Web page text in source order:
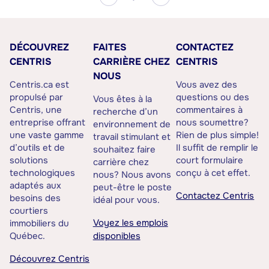
DÉCOUVREZ
CENTRIS
Centris.ca est
propulsé par
Centris, une
entreprise offrant
une vaste gamme
d’outils et de
solutions
technologiques
adaptés aux
besoins des
courtiers
immobiliers du
Québec.
Découvrez Centris
FAITES
CARRIÈRE CHEZ
NOUS
Vous êtes à la
recherche d’un
environnement de
travail stimulant et
souhaitez faire
carrière chez
nous? Nous avons
peut-être le poste
idéal pour vous.
Voyez les emplois
disponibles
CONTACTEZ
CENTRIS
Vous avez des
questions ou des
commentaires à
nous soumettre?
Rien de plus simple!
Il suffit de remplir le
court formulaire
conçu à cet effet.
Contactez Centris